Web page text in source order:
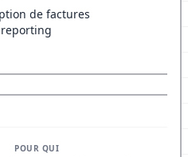
de factures
POUR QUI